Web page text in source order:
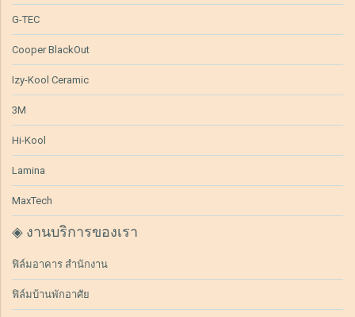
G-TEC
Cooper BlackOut
Izy-Kool Ceramic
3M
Hi-Kool
Lamina
MaxTech
◈ งานบริการของเรา
ฟิล์มอาคาร สำนักงาน
ฟิล์มบ้านพักอาศัย